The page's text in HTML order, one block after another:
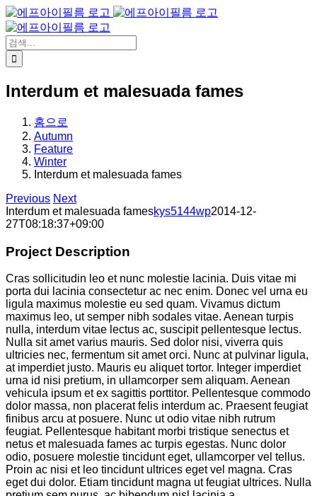
콘
텐
츠
로
건
너
뛰
검
색:
Interdum et malesuada fames
홈으로
Autumn
Feature
Winter
Interdum et malesuada fames
Previous Next
Interdum et malesuada fameskys5144wp2014-12-
27T08:18:37+09:00
Project Description
Cras sollicitudin leo et nunc molestie lacinia. Duis vitae mi
porta dui lacinia consectetur ac nec enim. Donec vel urna eu
ligula maximus molestie eu sed quam. Vivamus dictum
maximus leo, ut semper nibh sodales vitae. Aenean turpis
nulla, interdum vitae lectus ac, suscipit pellentesque lectus.
Nulla sit amet varius mauris. Sed dolor nisi, viverra quis
ultricies nec, fermentum sit amet orci. Nunc at pulvinar ligula,
at imperdiet justo. Mauris eu aliquet tortor. Integer imperdiet
urna id nisi pretium, in ullamcorper sem aliquam. Aenean
vehicula ipsum et ex sagittis porttitor. Pellentesque commodo
dolor massa, non placerat felis interdum ac. Praesent feugiat
finibus arcu at posuere. Nunc ut odio vitae nibh rutrum
feugiat. Pellentesque habitant morbi tristique senectus et
netus et malesuada fames ac turpis egestas. Nunc dolor
odio, posuere molestie tincidunt eget, ullamcorper vel tellus.
Proin ac nisi et leo tincidunt ultrices eget vel magna. Cras
eget dui dolor. Etiam tincidunt magna ut feugiat ultrices. Nulla